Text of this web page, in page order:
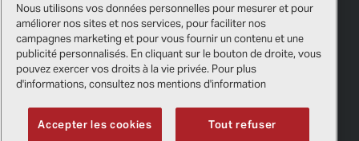
Nous utilisons vos données personnelles pour mesurer et pour
améliorer nos sites et nos services, pour faciliter nos
campagnes marketing et pour vous fournir un contenu et une
publicité personnalisés. En cliquant sur le bouton de droite, vous
pouvez exercer vos droits à la vie privée. Pour plus
d'informations, consultez nos mentions d'information
Accepter les cookies Tout refuser